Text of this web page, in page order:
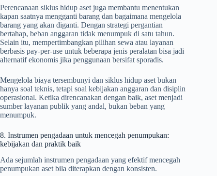
Perencanaan siklus hidup aset juga membantu menentukan
kapan saatnya mengganti barang dan bagaimana mengelola
barang yang akan diganti. Dengan strategi pergantian
bertahap, beban anggaran tidak menumpuk di satu tahun.
Selain itu, mempertimbangkan pilihan sewa atau layanan
berbasis pay-per-use untuk beberapa jenis peralatan bisa jadi
alternatif ekonomis jika penggunaan bersifat sporadis.
Mengelola biaya tersembunyi dan siklus hidup aset bukan
hanya soal teknis, tetapi soal kebijakan anggaran dan disiplin
operasional. Ketika direncanakan dengan baik, aset menjadi
sumber layanan publik yang andal, bukan beban yang
menumpuk.
8. Instrumen pengadaan untuk mencegah penumpukan:
kebijakan dan praktik baik
Ada sejumlah instrumen pengadaan yang efektif mencegah
penumpukan aset bila diterapkan dengan konsisten.